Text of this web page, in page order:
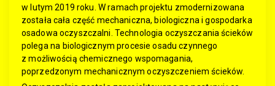
w lutym 2019 roku. W ramach projektu zmodernizowana
została cała część mechaniczna, biologiczna i gospodarka
osadowa oczyszczalni. Technologia oczyszczania ścieków
polega na biologicznym procesie osadu czynnego
z możliwością chemicznego wspomagania,
poprzedzonym mechanicznym oczyszczeniem ścieków.